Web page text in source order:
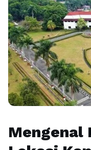
Mengenal